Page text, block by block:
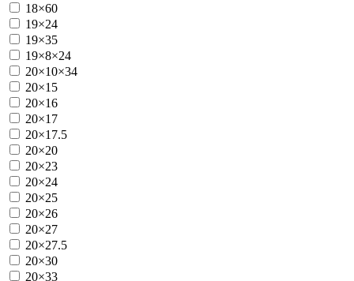
18×60
19×24
19×35
19×8×24
20×10×34
20×15
20×16
20×17
20×17.5
20×20
20×23
20×24
20×25
20×26
20×27
20×27.5
20×30
20×33